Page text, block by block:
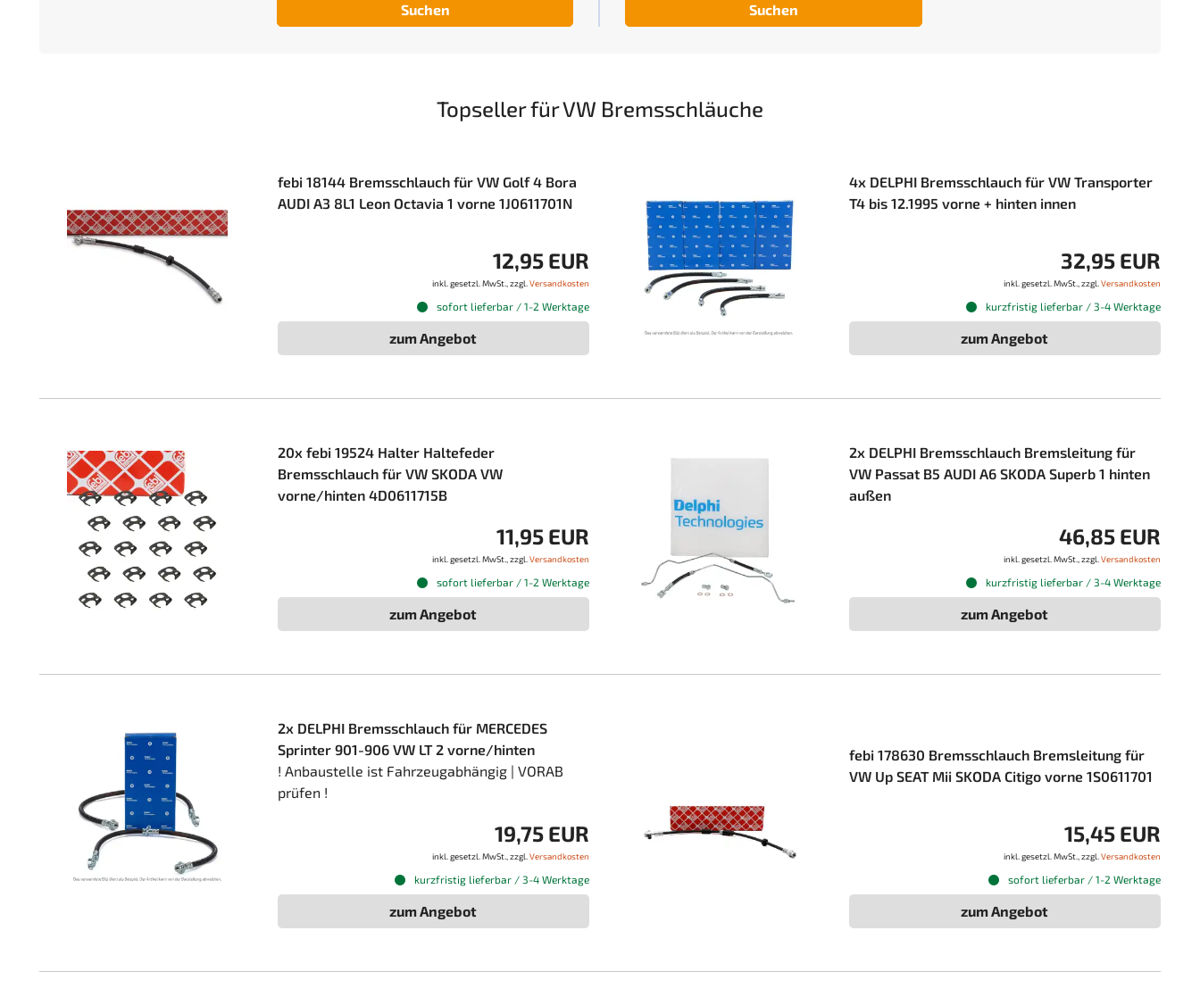
Suchen Suchen
Topseller für VW Bremsschläuche
febi 18144 Bremsschlauch für VW Golf 4 Bora
AUDI A3 8L1 Leon Octavia 1 vorne 1J0611701N
12,95 EUR
inkl. gesetzl. MwSt., zzgl. Versandkosten
sofort lieferbar / 1-2 Werktage
zum Angebot
4x DELPHI Bremsschlauch für VW Transporter
T4 bis 12.1995 vorne + hinten innen
32,95 EUR
inkl. gesetzl. MwSt., zzgl. Versandkosten
kurzfristig lieferbar / 3-4 Werktage
zum Angebot
20x febi 19524 Halter Haltefeder
Bremsschlauch für VW SKODA VW
vorne/hinten 4D0611715B
11,95 EUR
inkl. gesetzl. MwSt., zzgl. Versandkosten
sofort lieferbar / 1-2 Werktage
zum Angebot
2x DELPHI Bremsschlauch Bremsleitung für
VW Passat B5 AUDI A6 SKODA Superb 1 hinten
außen
46,85 EUR
inkl. gesetzl. MwSt., zzgl. Versandkosten
kurzfristig lieferbar / 3-4 Werktage
zum Angebot
2x DELPHI Bremsschlauch für MERCEDES
Sprinter 901-906 VW LT 2 vorne/hinten
! Anbaustelle ist Fahrzeugabhängig | VORAB
prüfen !
19,75 EUR
inkl. gesetzl. MwSt., zzgl. Versandkosten
kurzfristig lieferbar / 3-4 Werktage
zum Angebot
febi 178630 Bremsschlauch Bremsleitung für
VW Up SEAT Mii SKODA Citigo vorne 1S0611701
15,45 EUR
inkl. gesetzl. MwSt., zzgl. Versandkosten
sofort lieferbar / 1-2 Werktage
zum Angebot